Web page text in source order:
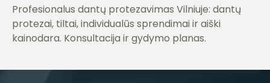
Profesionalus dantų protezavimas Vilniuje: dantų
protezai, tiltai, individualūs sprendimai ir aiški
kainodara. Konsultacija ir gydymo planas.